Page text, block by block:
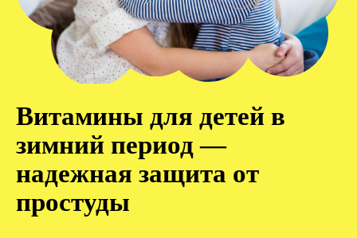
Витамины для детей в
зимний период —
надежная защита от
простуды